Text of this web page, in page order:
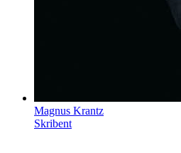
Magnus Krantz
Skribent